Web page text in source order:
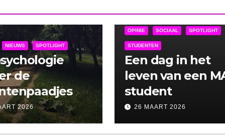
NIEUWS SPOTLIGHT
de
2026
MA-NIEUWS MALIVE NIEUWS
OPINIE SOCIAAL SPOTLIGHT
STUDENTEN
Een dag in het
leven van een
student
26 MAART 2026